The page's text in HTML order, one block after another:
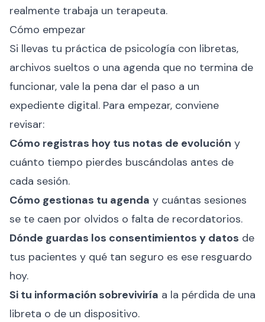
realmente trabaja un terapeuta.
Cómo empezar
Si llevas tu práctica de psicología con libretas,
archivos sueltos o una agenda que no termina de
funcionar, vale la pena dar el paso a un
expediente digital. Para empezar, conviene
revisar:
Cómo registras hoy tus notas de evolución y
cuánto tiempo pierdes buscándolas antes de
cada sesión.
Cómo gestionas tu agenda y cuántas sesiones
se te caen por olvidos o falta de recordatorios.
Dónde guardas los consentimientos y datos de
tus pacientes y qué tan seguro es ese resguardo
hoy.
Si tu información sobreviviría a la pérdida de una
libreta o de un dispositivo.